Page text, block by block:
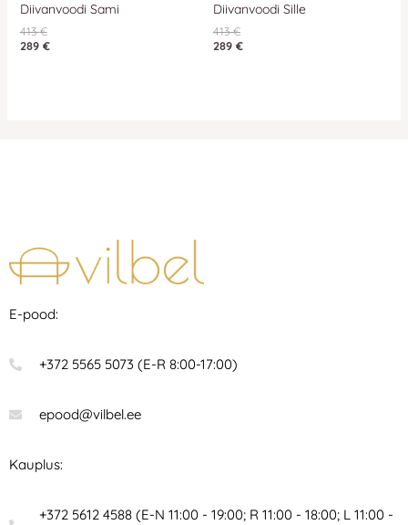
Diivanvoodi Sami
413€
289 €
Diivanvoodi Sille
413€
289 €
E-pood:
+372 5565 5073 (E-R 8:00-17:00)
epood@vilbel.ee
Kauplus:
+372 5612 4588 (E-N 11:00 - 19:00; R 11:00 - 18:00; L 11:00 -